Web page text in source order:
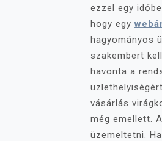
ezzel egy
hogy egy
hagyományos
szakembert
havonta a
vásárlás
még emellett.
üzemeltetni.